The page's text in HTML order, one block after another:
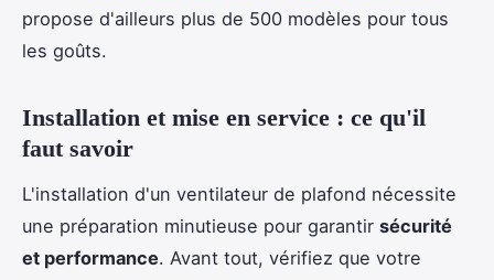
propose d'ailleurs plus de 500 modèles pour tous
les goûts.
Installation et mise en service : ce qu'il
faut savoir
L'installation d'un ventilateur de plafond nécessite
une préparation minutieuse pour garantir sécurité
et performance. Avant tout, vérifiez que votre